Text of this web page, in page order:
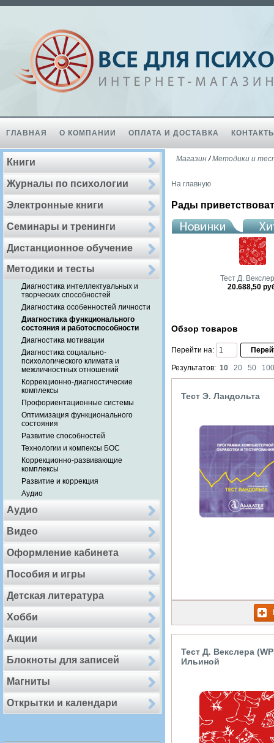
ГЛАВНАЯ О КОМПАНИИ ОПЛАТА И ДОСТАВКА
Книги
Журналы по психологии
Электронные книги
Семинары и тренинги
Дистанционное обучение
Методики и тесты
Диагностика интеллектуальных и
творческих способностей
Диагностика особенностей личности
Диагностика функционального
состояния и работоспособности
Диагностика мотивации
Диагностика социально-
психологического климата и
межличностных отношений
Коррекционно-диагностические
комплексы
Профориентационные системы
Оптимизация функционального
состояния
Развитие способностей
Технологии и компексы БОС
Коррекционно-развивающие
комплексы
Развитие и коррекция
Аудио
Аудио
Видео
Оформление кабинета
Пособия и игры
Детская литература
Хобби
Акции
Блокноты для записей
Магниты
Открытки и календари
Магазин/Методики и
На главную
Рады
Тест Д.
20.688,50
Обзор товаров
Перейти на:
Результатов: 10 20 50 100
Тест Э. Ландольта
Тест Д. Векслера
Ильиной